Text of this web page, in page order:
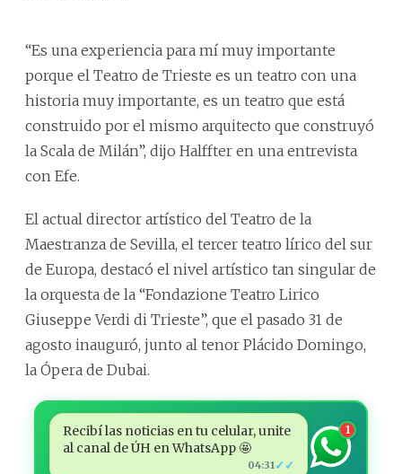
“Es una experiencia para mí muy importante
porque el Teatro de Trieste es un teatro con una
historia muy importante, es un teatro que está
construido por el mismo arquitecto que construyó
la Scala de Milán”, dijo Halffter en una entrevista
con Efe.
El actual director artístico del Teatro de la
Maestranza de Sevilla, el tercer teatro lírico del sur
de Europa, destacó el nivel artístico tan singular de
la orquesta de la “Fondazione Teatro Lirico
Giuseppe Verdi di Trieste”, que el pasado 31 de
agosto inauguró, junto al tenor Plácido Domingo,
la Ópera de Dubai.
Recibí las noticias en tu celular, unite
al canal de ÚH en WhatsApp 🤩
04:31 ✓✓
1